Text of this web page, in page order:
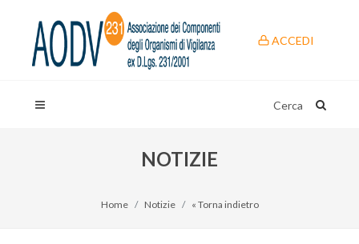
ACCEDI
Cerca
NOTIZIE
Home Notizie « Torna indietro